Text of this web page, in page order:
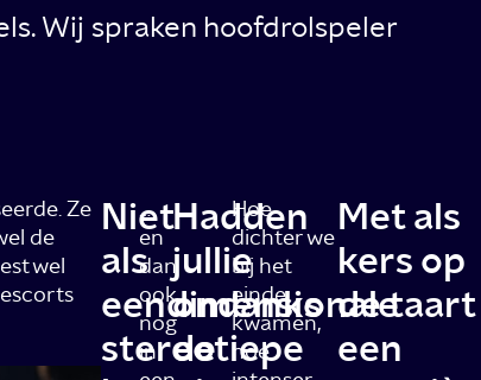
Wij spraken hoofdrolspeler
Ze
de
wel
Niet
als
eendimensionale
stereotiepe
…
en
dan
ook
nog
in
Hadden
jullie
ondanks
de
Hoe
dichter we
bij het
einde
kwamen,
hoe
Met als
kers op
de taart
een